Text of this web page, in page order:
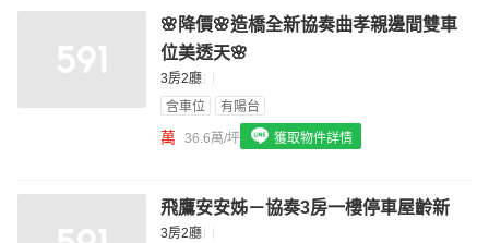
我想找配備瓦斯爐的物件
我想找廁所開窗的物件
我想找具垃圾處理的物件
🌸降價🌸造橋全新協奏曲孝親邊間雙車
位美透天🌸
3房2廳
含車位
有陽台
萬 36.6萬/坪 獲取物件詳情
飛鷹安安姊－協奏3房一樓停車屋齡新
3房2廳